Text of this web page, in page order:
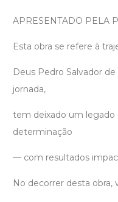
APRESENTADO PELA
Esta obra se refere à
Deus Pedro Salvador
jornada,
tem deixado um
determinação
— com resultados
No decorrer desta obra,